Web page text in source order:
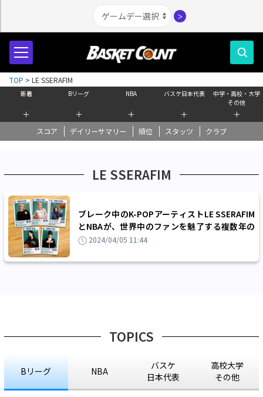
＞
新着
＋
Bリーグ
＋
NBA
＋
バスケ日本代表
＋
中学・高校・大学
その他
＋
スコア デイリーサマリー 順位 スタッツ クラブ
TOP > LE SSERAFIM
LE SSERAFIM
ブレーク中のK-POPアーティストLE SSERAFIM
とNBAが、世界中のファンを魅了する複数年の
コラボレーション
2024/04/05 11:44
TOPICS
Bリーグ NBA
バスケ
日本代表
高校大学
その他